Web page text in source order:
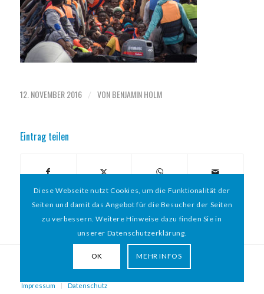
12. NOVEMBER 2016 / VONBENJAMIN HOLM
Eintrag teilen
MIT HERZ e.V. | WEBDESIGN BY WEBIGAMI
Impressum Datenschutz
Diese Webseite nutzt Cookies, um die Funktionalität der
Seiten und damit das Angebot für die Besucher der Seiten
zu verbessern. Weitere Hinweise dazu finden Sie in
unserer Datenschutzerklärung.
OK MEHR INFOS